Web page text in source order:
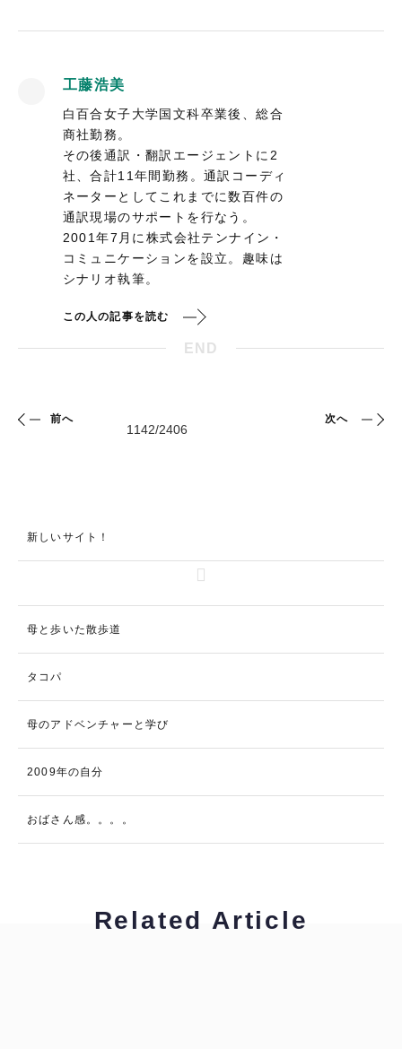
工藤浩美
白百合女子大学国文科卒業後、総合
商社勤務。
その後通訳・翻訳エージェントに2
社、合計11年間勤務。通訳コーディ
ネーターとしてこれまでに数百件の
通訳現場のサポートを行なう。
2001年7月に株式会社テンナイン・
コミュニケーションを設立。趣味は
シナリオ執筆。
この人の記事を読む
END
前へ 次へ
新しいサイト！
母と歩いた散歩道
タコパ
母のアドベンチャーと学び
2009年の自分
おばさん感。。。。
Related Article